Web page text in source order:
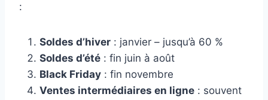
:
Soldes d’hiver : janvier – jusqu’à 60 %
Soldes d’été : fin juin à août
Black Friday : fin novembre
Ventes intermédiaires en ligne : souvent